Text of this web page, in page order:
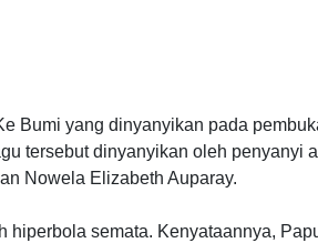
Bumi yang dinyanyikan pada
tersebut dinyanyikan oleh penyanyi
Nowela Elizabeth Auparay.
hiperbola semata. Kenyataannya,